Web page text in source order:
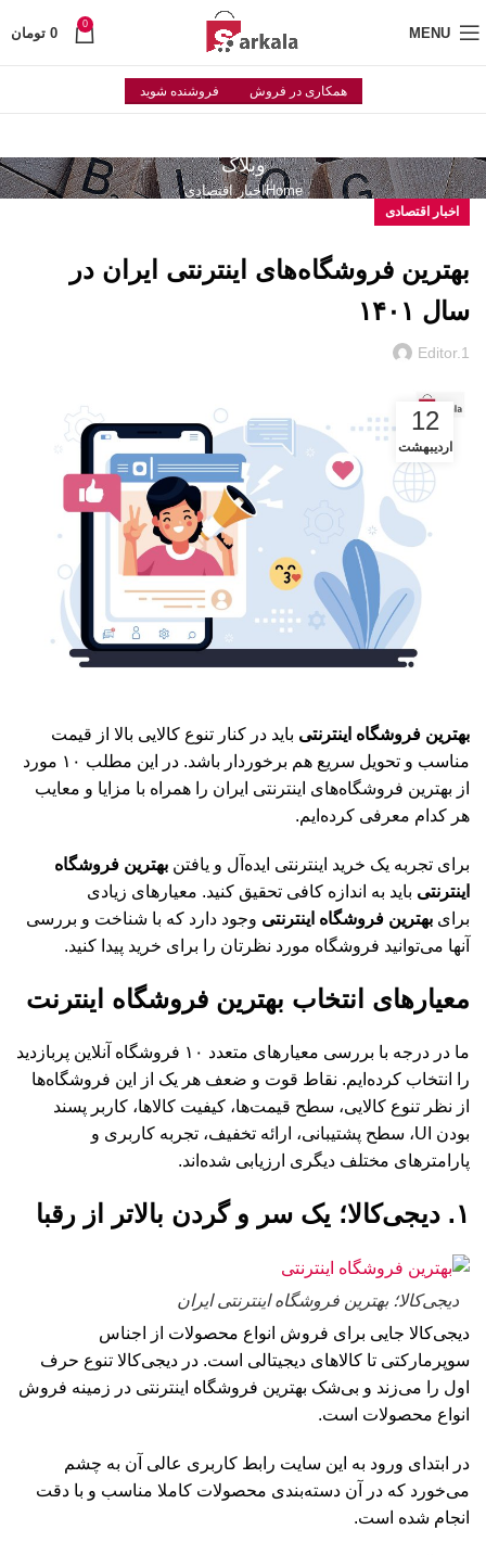
MENU
0
0 تومان
همکاری در فروش فروشنده شوید
وبلاگ
Homeاخبار اقتصادی
اخبار اقتصادی
بهترین فروشگاه‌های اینترنتی ایران در
سال ۱۴۰۱
Editor.1
12
اردیبهشت
بهترین فروشگاه اینترنتی باید در کنار تنوع کالایی بالا از قیمت
مناسب و تحویل سریع هم برخوردار باشد. در این مطلب ۱۰ مورد
از بهترین فروشگاه‌های اینترنتی ایران را همراه با مزایا و معایب
هر کدام معرفی کرده‌ایم.
برای تجربه یک خرید اینترنتی ایده‌آل و یافتن بهترین فروشگاه
اینترنتی باید به اندازه کافی تحقیق کنید. معیارهای زیادی
برای بهترین فروشگاه اینترنتی وجود دارد که با شناخت و بررسی
آنها می‌توانید فروشگاه مورد نظرتان را برای خرید پیدا کنید.
معیارهای انتخاب بهترین فروشگاه اینترنت
ما در درجه با بررسی معیارهای متعدد ۱۰ فروشگاه آنلاین پربازدید
را انتخاب کرده‌ایم. نقاط قوت و ضعف هر یک از این فروشگاه‌ها
از نظر تنوع کالایی، سطح قیمت‌ها، کیفیت کالاها، کاربر پسند
بودن UI، سطح پشتیبانی، ارائه تخفیف، تجربه کاربری و
پارامتر‌های مختلف دیگری ارزیابی شده‌اند.
۱. دیجی‌کالا؛ یک سر و گردن بالاتر از رقبا
دیجی‌کالا؛ بهترین فروشگاه اینترنتی ایران
دیجی‌کالا جایی برای فروش انواع محصولات از اجناس
سوپرمارکتی تا کالا‌های دیجیتالی است. در دیجی‌کالا تنوع حرف
اول را می‌زند و بی‌شک بهترین فروشگاه اینترنتی در زمینه فروش
انواع محصولات است.
در ابتدای ورود به این سایت رابط کاربری عالی آن به چشم
می‌خورد که در آن دسته‌بندی محصولات کاملا مناسب و با دقت
انجام شده است.